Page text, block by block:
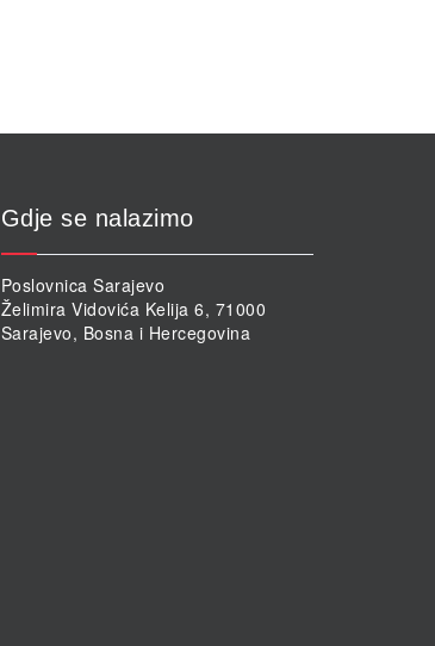
Gdje se nalazimo
Poslovnica Sarajevo
Želimira Vidovića Kelija 6, 71000
Sarajevo, Bosna i Hercegovina